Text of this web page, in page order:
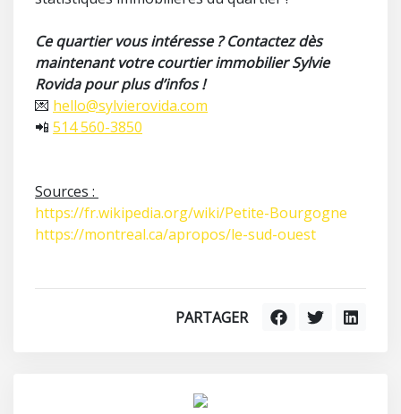
Ce quartier vous intéresse ? Contactez dès
maintenant votre courtier immobilier Sylvie
Rovida pour plus d’infos !
💌 hello@sylvierovida.com
📲 514 560-3850
Sources :
https://fr.wikipedia.org/wiki/Petite-Bourgogne
https://montreal.ca/apropos/le-sud-ouest
PARTAGER